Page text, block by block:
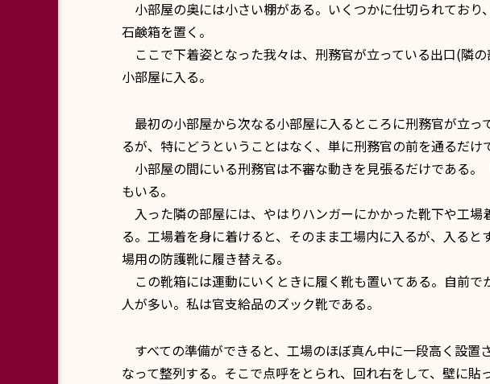
小部屋の奥には小さい棚がある。いくつかに仕切られており
石鹸箱を置く。
ここで下着姿となった我々は、刑務官が立っている出口(隣
小部屋に入る。
最初の小部屋から次なる小部屋に入るところに刑務官が立っ
るが、特にどうということはなく、単に刑務官の前を通るだけ
小部屋の間にいる刑務官は不審な動きを見張るだけである
もいる。
入った隣の部屋には、やはりハンガーにかかった靴下や工
る。工場着を身に着けると、そのまま工場内に入るが、入る
場用の防護靴に履き替える。
この靴箱には運動にいくときに履く靴も置いてある。自前で
人が多い。私は官支給品のズック靴である。
すべての準備ができると、工場のほぼ真ん中に一段高く設置
なって整列する。そこで点呼をとられ、回れ右をして、壁に